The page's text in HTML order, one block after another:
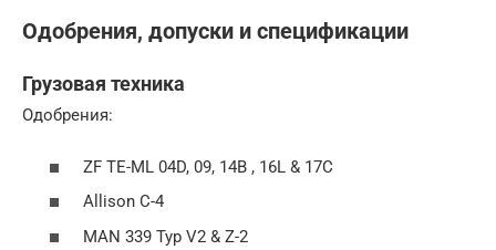
Одобрения, допуски и спецификации
Грузовая техника
Одобрения:
ZF TE-ML 04D, 09, 14B , 16L & 17C
Allison C-4
MAN 339 Typ V2 & Z-2